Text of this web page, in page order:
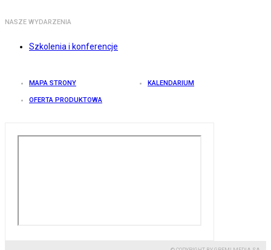
NASZE WYDARZENIA
Szkolenia i konferencje
MAPA STRONY KALENDARIUM
OFERTA PRODUKTOWA